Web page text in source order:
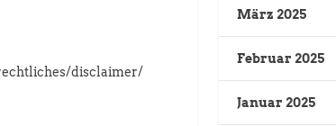
disclaimer/
März 2025
Februar 2025
Januar 2025